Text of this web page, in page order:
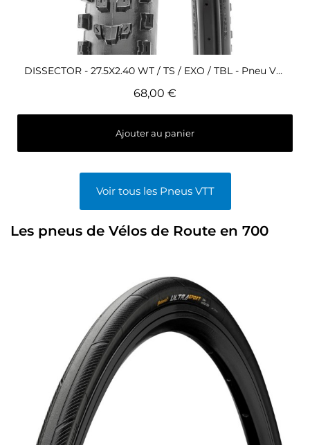
Aperçu rapide DISSECTOR - 27.5X2.40 WT / TS / EXO / TBL - Pneu VTT Maxxis
68,00 €
Ajouter au panier
Voir tous les Pneus VTT
Les pneus de Vélos de Route en 700